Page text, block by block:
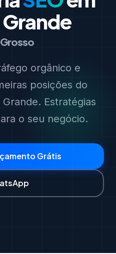
orgânico e
posições do
Estratégias
o seu negócio.
Grátis